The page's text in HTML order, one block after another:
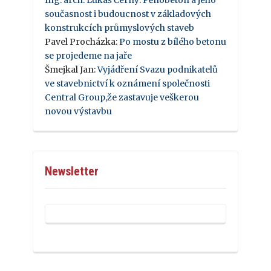
současnost i budoucnost v základových
konstrukcích průmyslových staveb
Pavel Procházka: Po mostu z bílého betonu
se projedeme na jaře
Šmejkal Jan:Vyjádření Svazu podnikatelů
ve stavebnictví k oznámení společnosti
Central Group,že zastavuje veškerou
novou výstavbu
Newsletter